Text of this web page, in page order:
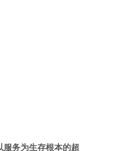
务为生存根本的超